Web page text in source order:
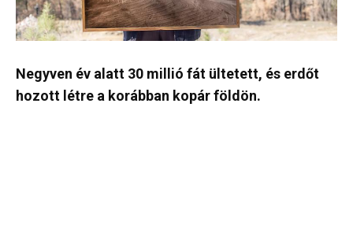
Negyven év alatt 30 millió fát ültetett, és erdőt
hozott létre a korábban kopár földön.